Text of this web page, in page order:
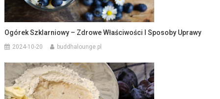
Ogórek Szklarniowy – Zdrowe Właściwości I Sposoby Uprawy
2024-10-20 buddhalounge.pl